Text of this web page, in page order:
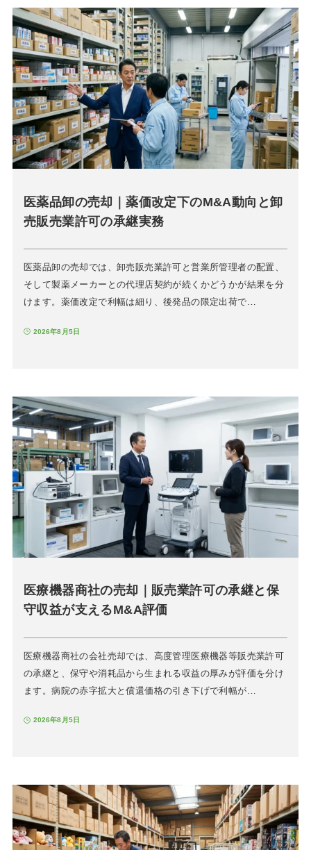
医薬品卸の売却｜薬価改定下のM&A動向と卸
売販売業許可の承継実務
医薬品卸の売却では、卸売販売業許可と営業所管理者の配置、
そして製薬メーカーとの代理店契約が続くかどうかが結果を分
けます。薬価改定で利幅は細り、後発品の限定出荷で…
2026年8月5日
医療機器商社の売却｜販売業許可の承継と保
守収益が支えるM&A評価
医療機器商社の会社売却では、高度管理医療機器等販売業許可
の承継と、保守や消耗品から生まれる収益の厚みが評価を分け
ます。病院の赤字拡大と償還価格の引き下げで利幅が…
2026年8月5日